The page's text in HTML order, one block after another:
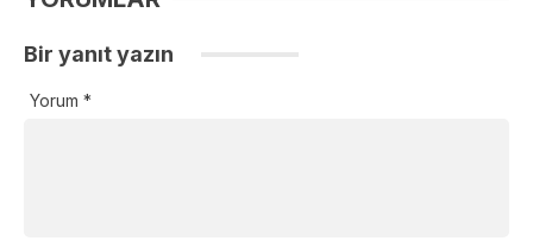
Bir yanıt yazın
Yorum *